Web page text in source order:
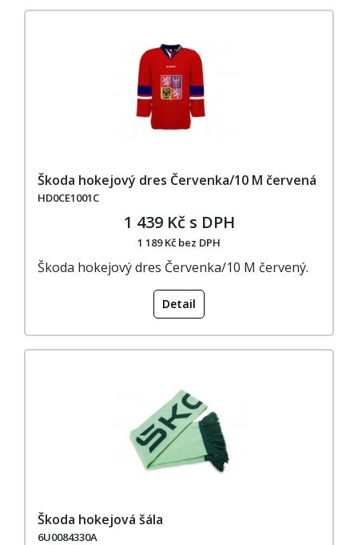
Škoda hokejový dres Červenka/10 M červená
HD0CE1001C
1 439 Kč s DPH
1 189 Kč bez DPH
Škoda hokejový dres Červenka/10 M červený.
Detail
Škoda hokejová šála
6U0084330A